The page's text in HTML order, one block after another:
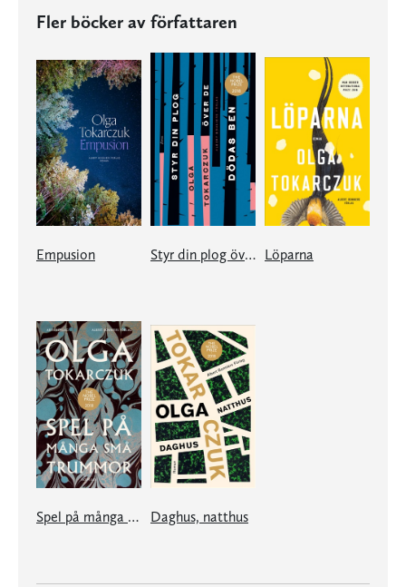
Fler böcker av författaren
Empusion Styr din plog över de dödas ben Löparna
Spel på många små trummor Daghus, natthus